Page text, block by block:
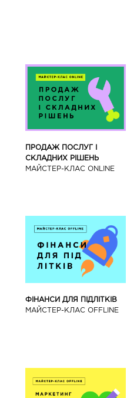
ПРОДАЖ ПОСЛУГ І
СКЛАДНИХ РІШЕНЬ
МАЙСТЕР-КЛАС ONLINE
ФІНАНСИ ДЛЯ ПІДЛІТКІВ
МАЙCТЕР-КЛАС OFFLINE